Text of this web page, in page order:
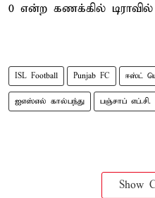
0 என்ற கணக்கில் டிராவில்
ISL Football Punjab FC ஈஸ்ட்
ஐஎஸ்எல் கால்பந்து பஞ்சாப் எப்.சி.
Show